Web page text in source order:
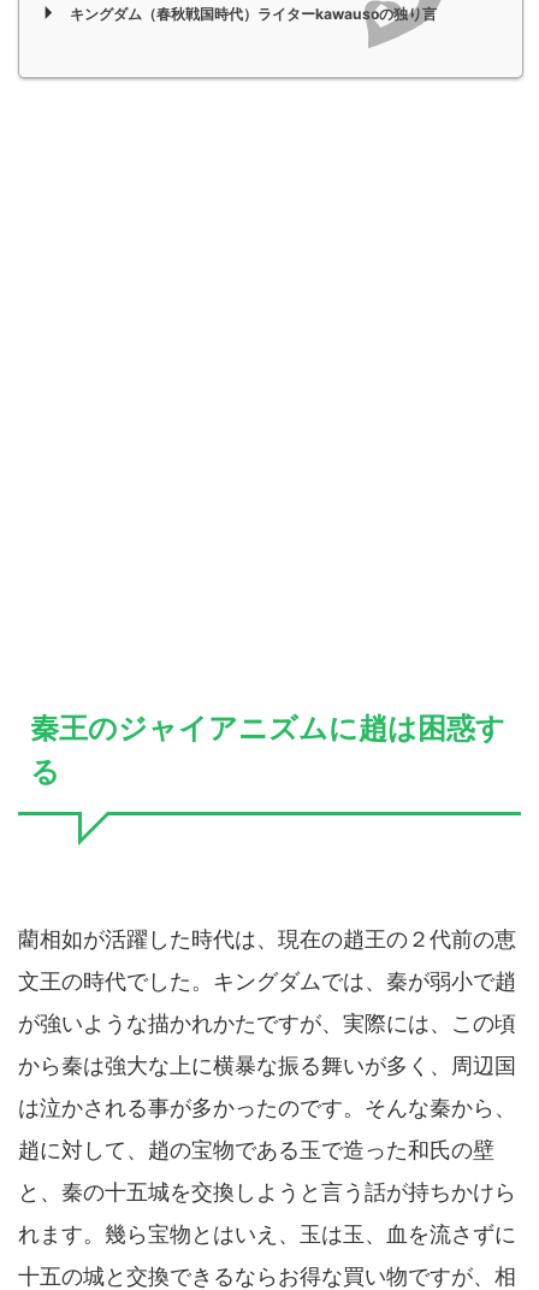
キングダム（春秋戦国時代）ライターkawausoの独り言
秦王のジャイアニズムに趙は困惑す
る
藺相如が活躍した時代は、現在の趙王の２代前の恵
文王の時代でした。キングダムでは、秦が弱小で趙
が強いような描かれかたですが、実際には、この頃
から秦は強大な上に横暴な振る舞いが多く、周辺国
は泣かされる事が多かったのです。そんな秦から、
趙に対して、趙の宝物である玉で造った和氏の壁
と、秦の十五城を交換しようと言う話が持ちかけら
れます。幾ら宝物とはいえ、玉は玉、血を流さずに
十五の城と交換できるならお得な買い物ですが、相